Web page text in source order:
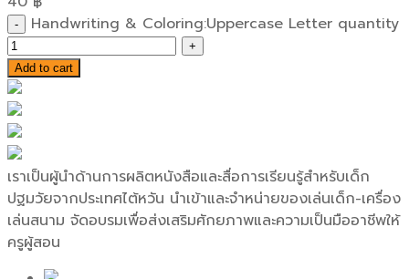
Handwriting & Coloring:Uppercase Letter quantity
Add to cart
เราเป็นผู้นำด้านการผลิตหนังสือและสื่อการเรียนรู้สำหรับเด็ก
ปฐมวัยจากประเทศไต้หวัน นำเข้าและจำหน่ายของเล่นเด็ก-เครื่อง
เล่นสนาม จัดอบรมเพื่อส่งเสริมศักยภาพและความเป็นมืออาชีพให้
ครูผู้สอน